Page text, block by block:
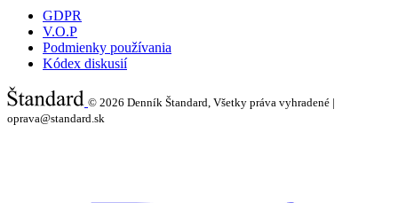
GDPR
V.O.P
Podmienky používania
Kódex diskusií
© 2026 Denník Štandard, Všetky práva vyhradené |
oprava@standard.sk